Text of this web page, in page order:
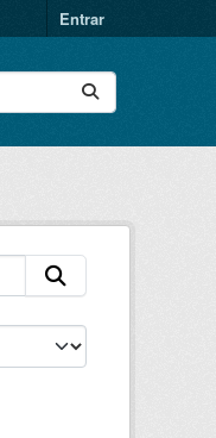
Entrar